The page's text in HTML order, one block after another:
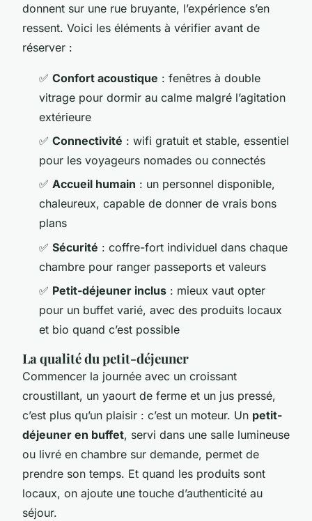
donnent sur une rue bruyante, l’expérience s’en
ressent. Voici les éléments à vérifier avant de
réserver :
✅ Confort acoustique : fenêtres à double
vitrage pour dormir au calme malgré l’agitation
extérieure
✅ Connectivité : wifi gratuit et stable, essentiel
pour les voyageurs nomades ou connectés
✅ Accueil humain : un personnel disponible,
chaleureux, capable de donner de vrais bons
plans
✅ Sécurité : coffre-fort individuel dans chaque
chambre pour ranger passeports et valeurs
✅ Petit-déjeuner inclus : mieux vaut opter
pour un buffet varié, avec des produits locaux
et bio quand c’est possible
La qualité du petit-déjeuner
Commencer la journée avec un croissant
croustillant, un yaourt de ferme et un jus pressé,
c’est plus qu’un plaisir : c’est un moteur. Un petit-
déjeuner en buffet, servi dans une salle lumineuse
ou livré en chambre sur demande, permet de
prendre son temps. Et quand les produits sont
locaux, on ajoute une touche d’authenticité au
séjour.